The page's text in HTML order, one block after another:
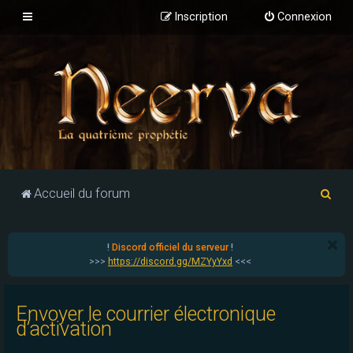
Connexion
Inscription
Accueil du forum
! Discord officiel du serveur!
>>> https://discord.gg/MZYyYxd <<<
Envoyer le courrier électronique
d’activation